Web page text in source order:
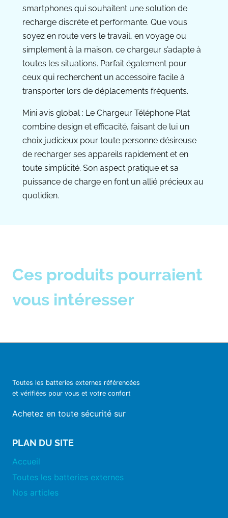
smartphones qui souhaitent une solution de
recharge discrète et performante. Que vous
soyez en route vers le travail, en voyage ou
simplement à la maison, ce chargeur s’adapte à
toutes les situations. Parfait également pour
ceux qui recherchent un accessoire facile à
transporter lors de déplacements fréquents.
Mini avis global : Le Chargeur Téléphone Plat
combine design et efficacité, faisant de lui un
choix judicieux pour toute personne désireuse
de recharger ses appareils rapidement et en
toute simplicité. Son aspect pratique et sa
puissance de charge en font un allié précieux au
quotidien.
Ces produits pourraient
vous intéresser
Toutes les batteries externes référencées
et vérifiées pour vous et votre confort
Achetez en toute sécurité sur
PLAN DU SITE
Accueil
Toutes les batteries externes
Nos articles